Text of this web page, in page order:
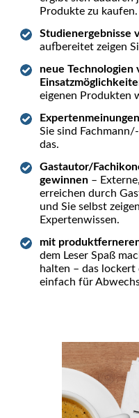
Produkte zu kaufen.
Studienergebnisse
aufbereitet zeigen
neue Technologien
eigenen Produkten
Sie sind
das.
Gastautor/
gewinnen –
erreichen durch
und Sie selbst
Expertenwissen.
mit
dem Leser Spaß
halten – das
einfach für